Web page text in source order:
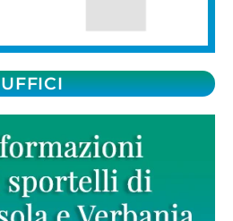
UFFICI